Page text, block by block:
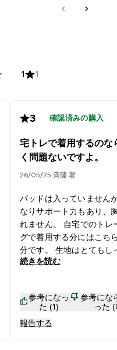
1 1
3 確認済みの購入
宅トレで着用するのな
く問題ないですよ。
26/05/25 斉藤 著
パッドは入っていません
なりサポート力もあり、
れません。 自宅でのトレ
グで着用する分にはこち
分です。 生地はとてもしっかり
した作りでぶ厚め。伸び
ばお洒落なバックスタイ
レーニングをする気分も
くれます。 私は2着購入しまし
続きを読む
参考になっ
た (1)
参考にな
った
報告する